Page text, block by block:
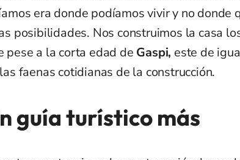
era donde podíamos vivir y no donde
posibilidades. Nos construimos la casa
pese a la corta edad de Gaspi, este de
faenas cotidianas de la construcción.
guía turístico más